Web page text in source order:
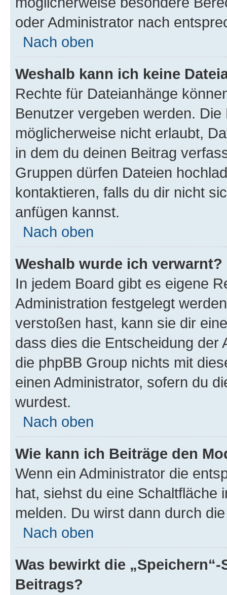
oder Administrator nach
Nach oben
Weshalb kann ich keine
Rechte für Dateianhänge
Benutzer vergeben werden.
möglicherweise nicht erlaubt,
in dem du deinen Beitrag
Gruppen dürfen Dateien
kontaktieren, falls du dir nicht
anfügen kannst.
Nach oben
Weshalb wurde ich verwarnt?
In jedem Board gibt es eigene
Administration festgelegt
verstoßen hast, kann sie dir
dass dies die Entscheidung der
die phpBB Group nichts mit
einen Administrator, sofern du
wurdest.
Nach oben
Wie kann ich Beiträge den
Wenn ein Administrator die
hat, siehst du eine Schaltfläche
melden. Du wirst dann durch
Nach oben
Was bewirkt die
Beitrags?